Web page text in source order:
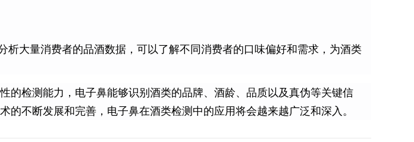
大量消费者的品酒数据，可以了解不同消费者的口味偏好和需求，为酒类
的检测能力，电子鼻能够识别酒类的品牌、酒龄、品质以及真伪等关键信
不断发展和完善，电子鼻在酒类检测中的应用将会越来越广泛和深入。